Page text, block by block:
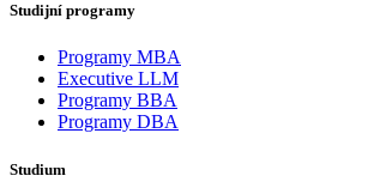
Studijní programy
Programy MBA
Executive LLM
Programy BBA
Programy DBA
Studium